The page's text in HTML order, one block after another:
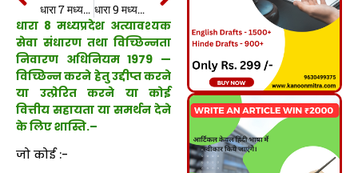
धारा 7 मध्यप्रदेश अत्यावश्यक सेवा संधारण तथा विच्छिन्नता निवारण अधिनियम 1979 धारा 9 मध्यप्रदेश अत्यावश्यक सेवा संधारण तथा विच्छिन्नता निवारण अधिनियम 1979
धारा 8 मध्यप्रदेश अत्यावश्यक
सेवा संधारण तथा विच्छिन्नता
निवारण अधिनियम 1979 —
विच्छिन्न करने हेतु उद्दीप्त करने
या उत्प्रेरित करने या कोई
वित्तीय सहायता या समर्थन देने
के लिए शास्ति.–
जो कोई :-